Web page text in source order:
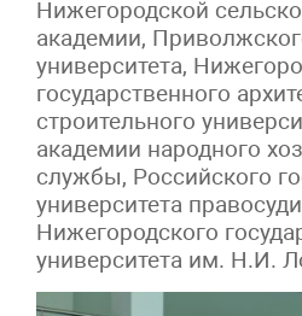
Нижегородской
академии,
университета,
государственного
строительного
академии народного
службы, Российского
университета
Нижегородского
университета им. Н.И.